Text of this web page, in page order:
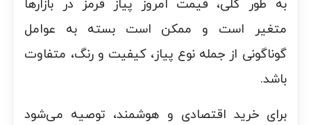
به طور کلی، قیمت امروز پیاز قرمز در بازارها
متغیر است و ممکن است بسته به عوامل
گوناگونی از جمله نوع پیاز، کیفیت و رنگ، متفاوت
باشد.
برای خرید اقتصادی و هوشمند، توصیه می‌شود